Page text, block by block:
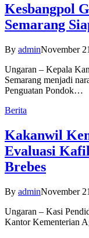
Kesbangpol
Semarang
By adminNovember
Ungaran – Kepala
Semarang menjadi
Penguatan Pondok…
Berita
Kakanwil
Evaluasi
Brebes
By adminNovember
Ungaran – Kasi
Kantor Kementerian